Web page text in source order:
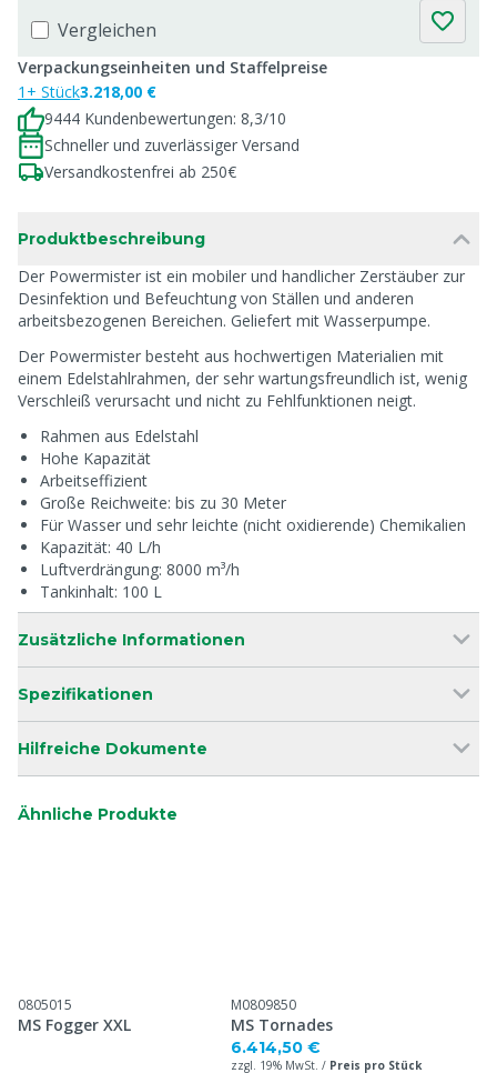
Vergleichen
Verpackungseinheiten und Staffelpreise
1+ Stück3.218,00 €
9444 Kundenbewertungen: 8,3/10
Schneller und zuverlässiger Versand
Versandkostenfrei ab 250€
Produktbeschreibung
Der Powermister ist ein mobiler und handlicher Zerstäuber zur
Desinfektion und Befeuchtung von Ställen und anderen
arbeitsbezogenen Bereichen. Geliefert mit Wasserpumpe.
Der Powermister besteht aus hochwertigen Materialien mit
einem Edelstahlrahmen, der sehr wartungsfreundlich ist, wenig
Verschleiß verursacht und nicht zu Fehlfunktionen neigt.
Rahmen aus Edelstahl
Hohe Kapazität
Arbeitseffizient
Große Reichweite: bis zu 30 Meter
Für Wasser und sehr leichte (nicht oxidierende) Chemikalien
Kapazität: 40 L/h
Luftverdrängung: 8000 m³/h
Tankinhalt: 100 L
Zusätzliche Informationen
Spezifikationen
Hilfreiche Dokumente
Ähnliche Produkte
0805015
MS Fogger XXL
M0809850
MS Tornades
6.414,50 €
zzgl. 19% MwSt. / Preis pro Stück